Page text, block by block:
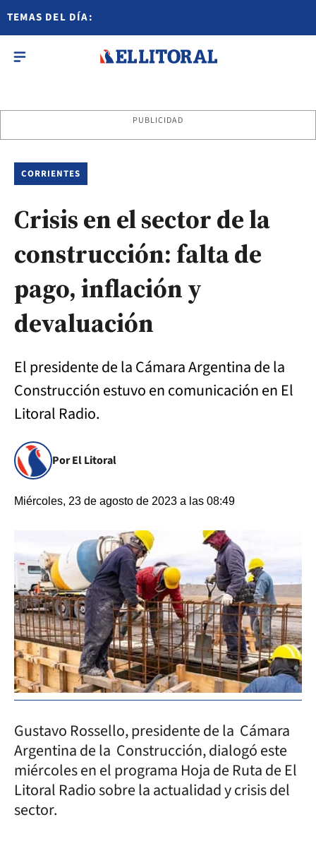
TEMAS DEL DÍA:
PUBLICIDAD
CORRIENTES
Crisis en el sector de la
construcción: falta de
pago, inflación y
devaluación
El presidente de la Cámara Argentina de la
Construcción estuvo en comunicación en El
Litoral Radio.
Por El Litoral
Miércoles, 23 de agosto de 2023 a las 08:49
Gustavo Rossello, presidente de la Cámara
Argentina de la Construcción, dialogó este
miércoles en el programa Hoja de Ruta de El
Litoral Radio sobre la actualidad y crisis del
sector.